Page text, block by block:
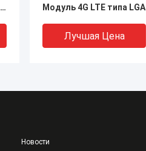
Модуль 4G LTE типа LGA
Лучшая Цена
Новости